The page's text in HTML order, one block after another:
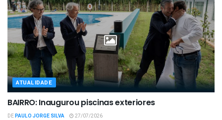
ATUALIDADE
BAIRRO: Inaugurou piscinas exteriores
DEPAULO JORGE SILVA 27/07/2026